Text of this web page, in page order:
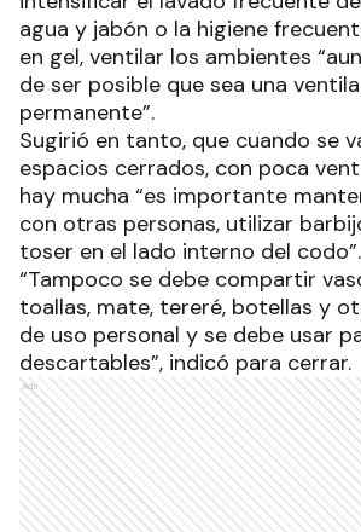
agua y jabón o la higiene
en gel, ventilar los ambientes
de ser posible que sea una
permanente”.
Sugirió en tanto, que cuando se
espacios cerrados, con poca
hay mucha “es importante
con otras personas, utilizar
toser en el lado interno del codo”.
“Tampoco se debe compartir
toallas, mate, tereré, botellas y
de uso personal y se debe usar
descartables”, indicó para cerrar.
Ads